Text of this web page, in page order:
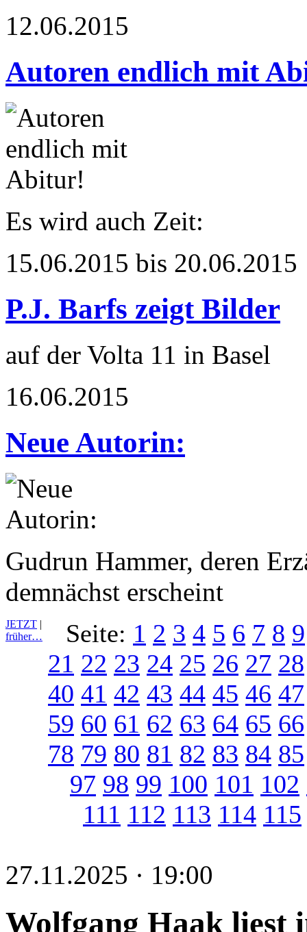
12.06.2015
Autoren endlich mit
Es wird auch Zeit:
15.06.2015 bis 20.06.2015
P.J. Barfs zeigt Bilder
auf der Volta 11 in Basel
16.06.2015
Neue Autorin:
Gudrun Hammer, deren
demnächst erscheint
JETZT |
früher…
Seite: 1 2 3 4 5 6 7 8 9
21 22 23 24 25 26 27 28
40 41 42 43 44 45 46 47
59 60 61 62 63 64 65 66
78 79 80 81 82 83 84 85
97 98 99 100 101 102
111 112 113 114 115
27.11.2025 · 19:00
Wolfgang Haak liest